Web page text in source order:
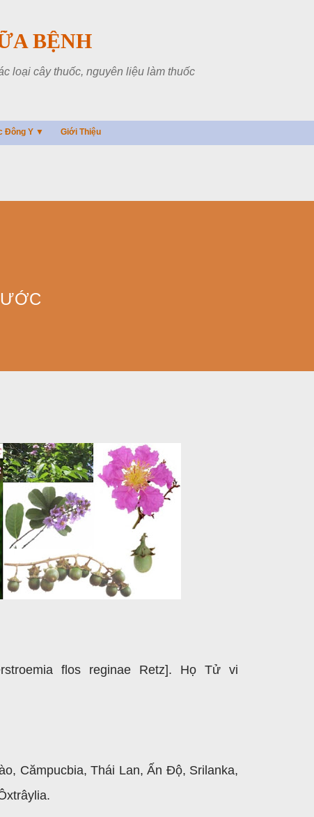
BỆNH
loại cây thuốc, nguyên liệu làm thuốc
Đông Y ▼ Giới Thiệu
flos reginae Retz]. Họ Tử vi
Cămpucbia, Thái Lan, Ấn Độ, Srilanka,